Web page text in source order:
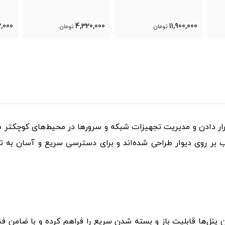
4,320,000
7,512,000 تومان
دادن و مدیریت تجهیزات شبکه و سرورها در محیط‌های کوچکتر
بر روی دیوار طراحی شده‌اند و برای دسترسی سریع و آسان
پنل‌ها قابلیت باز و بسته شدن سریع را فراهم کرده و با ضامن